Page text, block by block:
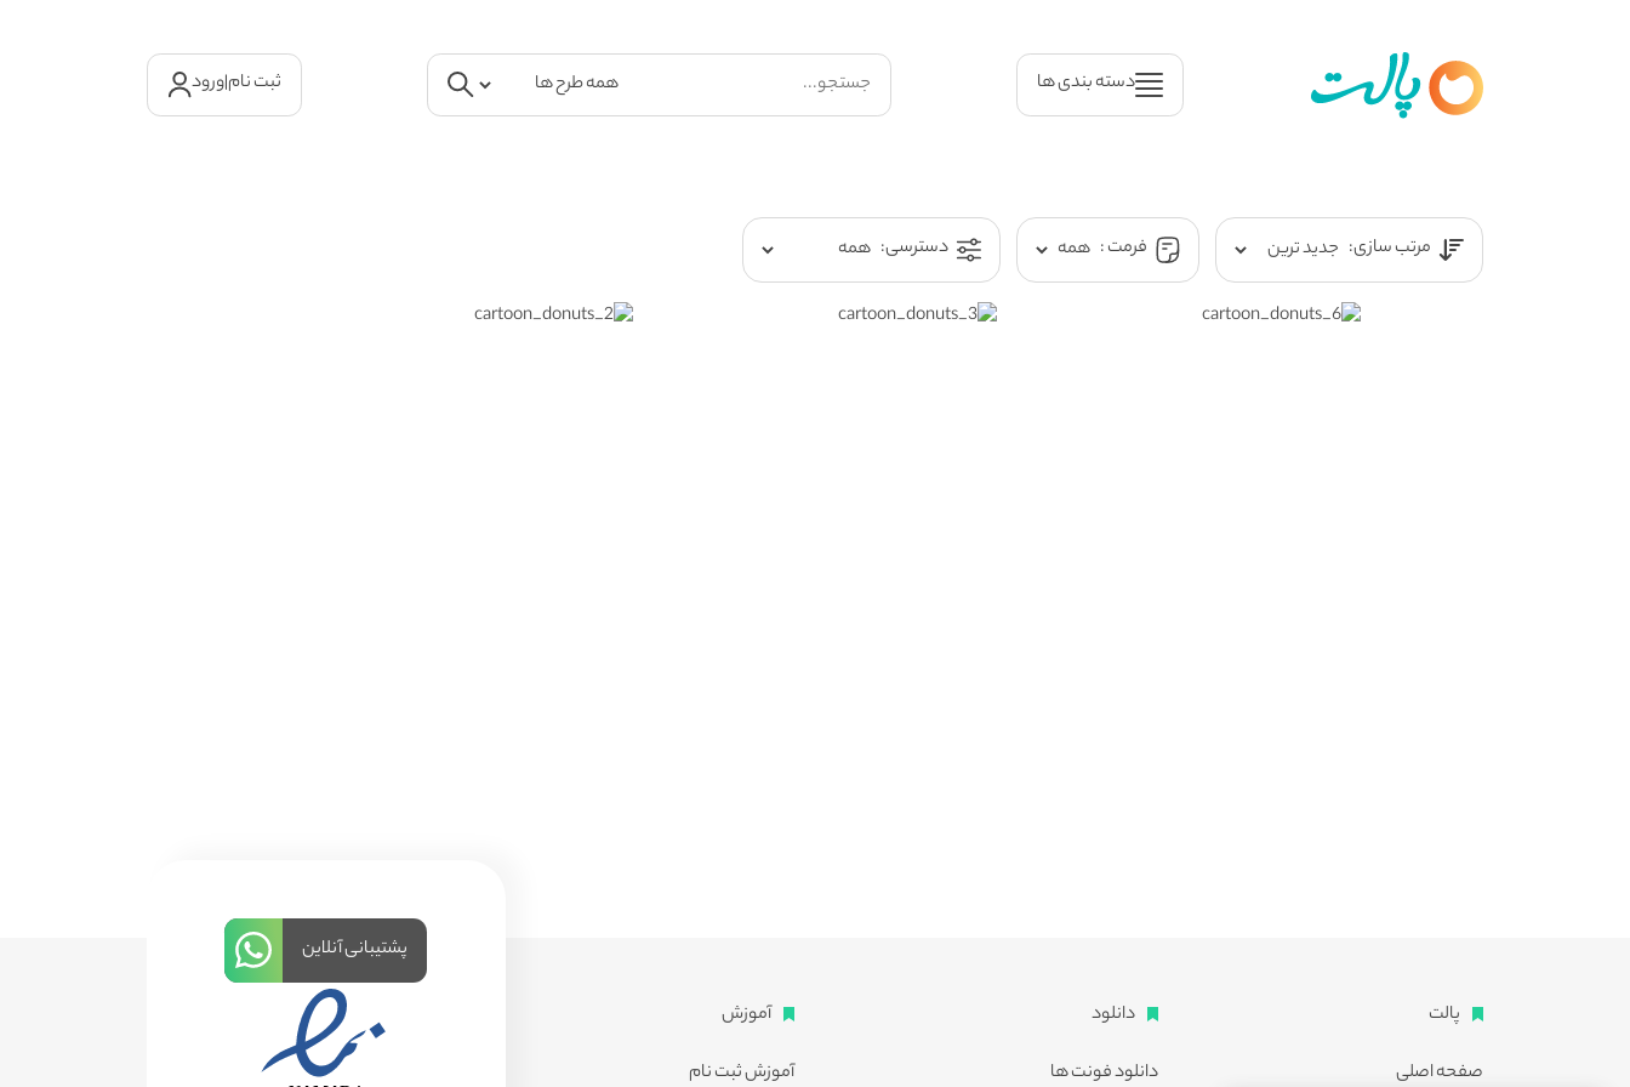
دسته بندی ها ثبت نام|ورود
مرتب سازی: فرمت : دسترسی:
پالت
صفحه اصلی
دانلود
دانلود فونت ها
آموزش
آموزش ثبت نام
پشتیبانی آنلاین